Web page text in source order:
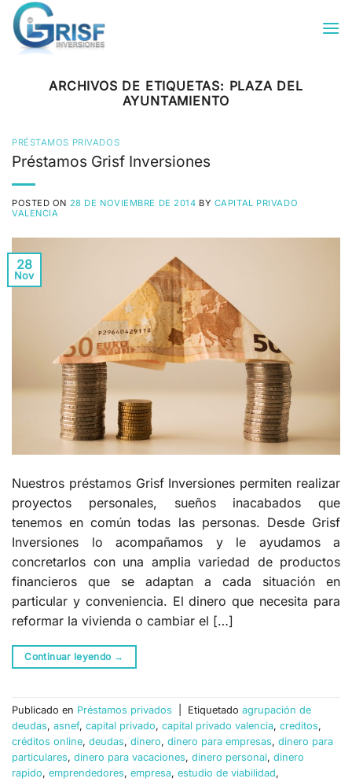
Saltar
contenido
ARCHIVOS DE ETIQUETAS: PLAZA DEL
AYUNTAMIENTO
PRÉSTAMOS PRIVADOS
Préstamos Grisf Inversiones
POSTED ON 28 DE NOVIEMBRE DE 2014 BY CAPITAL PRIVADO
VALENCIA
28
Nov
Nuestros préstamos Grisf Inversiones permiten realizar
proyectos personales, sueños inacabados que
tenemos en común todas las personas. Desde Grisf
Inversiones lo acompañamos y le ayudamos a
concretarlos con una amplia variedad de productos
financieros que se adaptan a cada situación en
particular y conveniencia. El dinero que necesita para
reformar la vivienda o cambiar el […]
Continuar leyendo →
Publicado en Préstamos privados Etiquetado agrupación de
deudas, asnef, capital privado, capital privado valencia, creditos,
créditos online, deudas, dinero, dinero para empresas, dinero para
particulares, dinero para vacaciones, dinero personal, dinero
rapido, emprendedores, empresa, estudio de viabilidad,